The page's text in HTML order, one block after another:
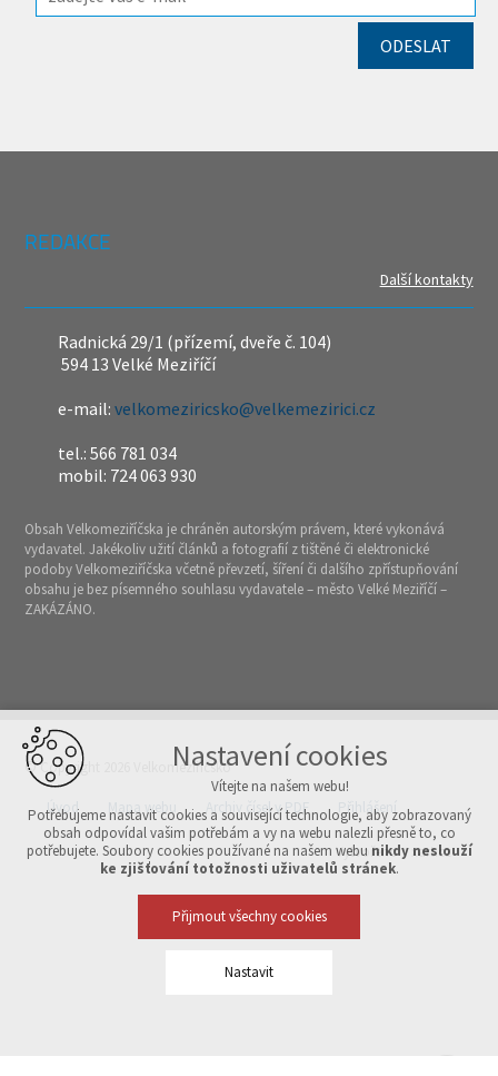
REDAKCE
Další kontakty
Radnická 29/1 (přízemí, dveře č. 104)
594 13 Velké Meziříčí
e-mail:velkomeziricsko@velkemezirici.cz
tel.: 566 781 034
mobil: 724 063 930
Obsah Velkomeziříčska je chráněn autorským právem, které vykonává
vydavatel. Jakékoliv užití článků a fotografií z tištěné či elektronické
podoby Velkomeziříčska včetně převzetí, šíření či dalšího zpřístupňování
obsahu je bez písemného souhlasu vydavatele – město Velké Meziříčí –
ZAKÁZÁNO.
© Copyright 2026 Velkomeziříčsko
Úvod Mapa webu Archiv čísel v PDF Přihlášení
Vytvořeno v xart.cz
Nastavení cookies
Vítejte na našem webu!
Potřebujeme nastavit cookies a související technologie, aby zobrazovaný
obsah odpovídal vašim potřebám a vy na webu nalezli přesně to, co
potřebujete. Soubory cookies používané na našem webu nikdy neslouží
ke zjišťování totožnosti uživatelů stránek.
Přijmout všechny cookies
Nastavit